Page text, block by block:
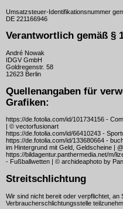
Umsatzsteuer-Identifikationsnummer
DE 221166946
Verantwortlich gemäß §
André Nowak
IDGV GmbH
Goldregenstr. 58
12623 Berlin
Quellenangaben für
Grafiken:
https://de.fotolia.com/id/101734156 -
| © vectorfusionart
https://de.fotolia.com/id/66410243 -
https://de.fotolia.com/id/133680664 -
im Hintergrund mit Geld, Geldscheine |
https://bildagentur.panthermedia.net/m/
- Fußballwetten | © archideaphoto by
Streitschlichtung
Wir sind nicht bereit oder verpflichtet,
Verbraucherschlichtungsstelle